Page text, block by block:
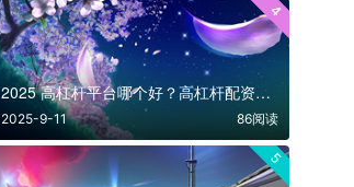
4
2025 高杠杆平台哪个好？高杠杆配资平台安全性排名
2025-9-11 86阅读
5